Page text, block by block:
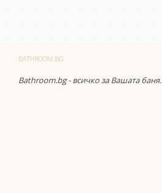
BATHROOM.BG
Bathroom.bg - всичко за Вашата баня.